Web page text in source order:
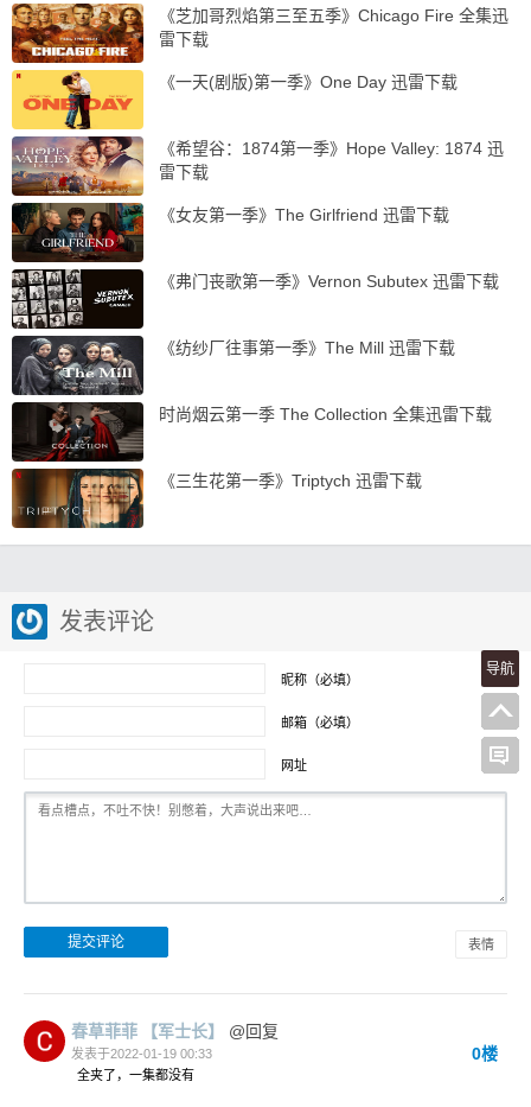
《芝加哥烈焰第三至五季》Chicago Fire 全集迅
雷下载
《一天(剧版)第一季》One Day 迅雷下载
《希望谷：1874第一季》Hope Valley: 1874 迅
雷下载
《女友第一季》The Girlfriend 迅雷下载
《弗门丧歌第一季》Vernon Subutex 迅雷下载
《纺纱厂往事第一季》The Mill 迅雷下载
时尚烟云第一季 The Collection 全集迅雷下载
《三生花第一季》Triptych 迅雷下载
发表评论
昵称（必填）
邮箱（必填）
网址
表情
春草菲菲 【军士长】 @回复
发表于2022-01-19 00:33 0楼
全夹了，一集都没有
导航